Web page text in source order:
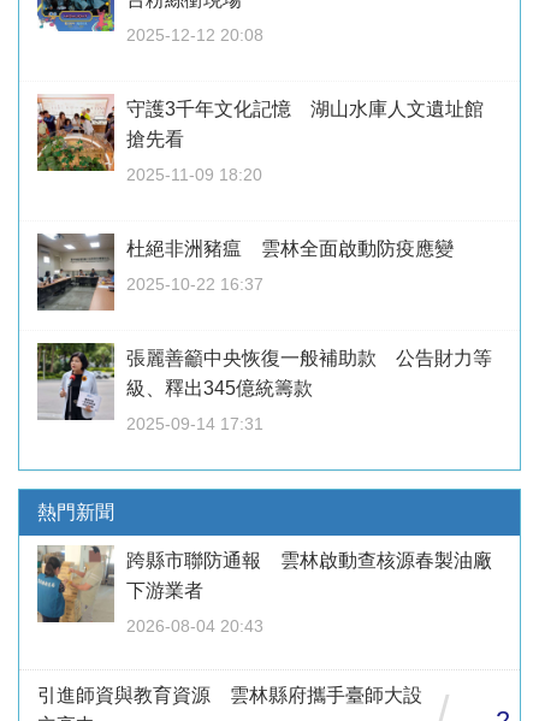
2025-12-12 20:08
守護3千年文化記憶 湖山水庫人文遺址館
搶先看
2025-11-09 18:20
杜絕非洲豬瘟 雲林全面啟動防疫應變
2025-10-22 16:37
張麗善籲中央恢復一般補助款 公告財力等
級、釋出345億統籌款
2025-09-14 17:31
熱門新聞
跨縣市聯防通報 雲林啟動查核源春製油廠
下游業者
2026-08-04 20:43
引進師資與教育資源 雲林縣府攜手臺師大設